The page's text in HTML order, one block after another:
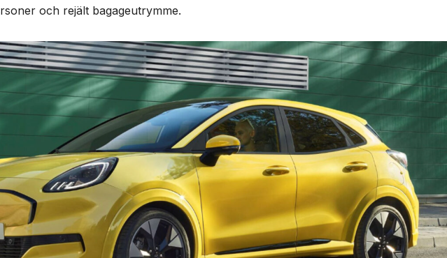
och rejält bagageutrymme.